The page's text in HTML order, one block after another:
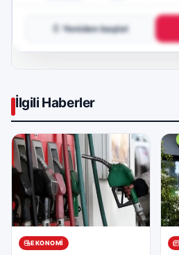
↻ Yeniden başlat
İlgili Haberler
EKONOMI